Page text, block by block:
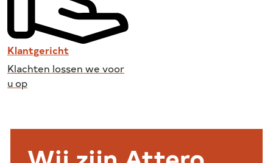
Klantgericht
Klachten lossen we voor
u op